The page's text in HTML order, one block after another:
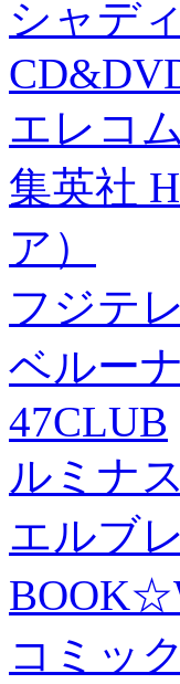
シャディ
エレコ
集英社
ア）
フジテ
ベルー
47CLUB
ルミナ
エルブ
コミッ